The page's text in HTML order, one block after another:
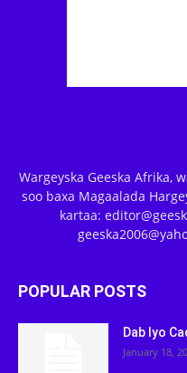
Wargeyska Geeska Afrika,
soo baxa Magaalada
kartaa:
POPULAR POSTS
Dab Iyo
January 18,